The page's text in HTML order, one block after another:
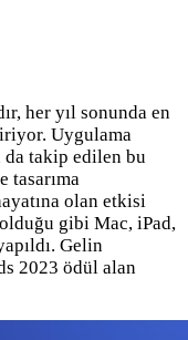
her yıl sonunda en
Uygulama
takip edilen bu
olan etkisi
gibi Mac, iPad,
Gelin
2023 ödül alan